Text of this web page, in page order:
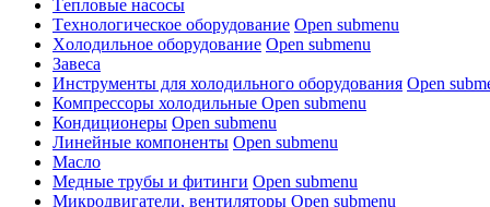
Tепловые насосы
Tехнологическое оборудование Open submenu
Xолодильное оборудование Open submenu
Завеса
Инструменты для холодильного оборудования Open
Компрессоры холодильные Open submenu
Кондиционеры Open submenu
Линейные компоненты Open submenu
Масло
Медные трубы и фитинги Open submenu
Микродвигатели, вентиляторы Open submenu